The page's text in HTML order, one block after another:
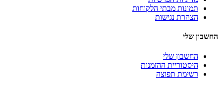
תמונות מבתי הלקוחות
הצהרת נגישות
החשבון שלי
החשבון שלי
היסטוריית ההזמנות
רשימת תפוצה